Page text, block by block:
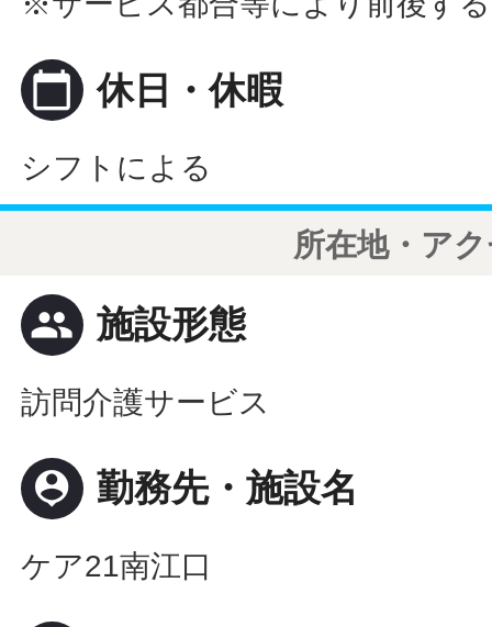
calendar_today 休日・休暇
シフトによる
所在地・ア
people 施設形態
訪問介護サービス
person_pin 勤務先・施設名
ケア21南江口